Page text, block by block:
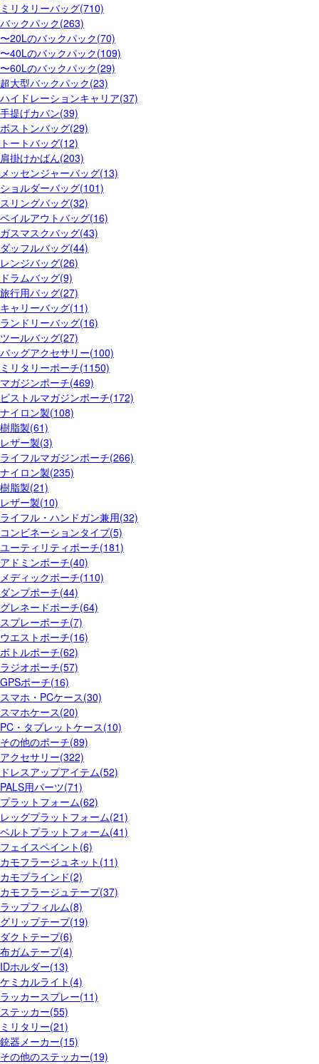
ミリタリーバッグ(710)
バックパック(263)
〜20Lのバックパック(70)
〜40Lのバックパック(109)
〜60Lのバックパック(29)
超大型バックパック(23)
ハイドレーションキャリア(37)
手提げカバン(39)
ボストンバッグ(29)
トートバッグ(12)
肩掛けかばん(203)
メッセンジャーバッグ(13)
ショルダーバッグ(101)
スリングバッグ(32)
ベイルアウトバッグ(16)
ガスマスクバッグ(43)
ダッフルバッグ(44)
レンジバッグ(26)
ドラムバッグ(9)
旅行用バッグ(27)
キャリーバッグ(11)
ランドリーバッグ(16)
ツールバッグ(27)
バッグアクセサリー(100)
ミリタリーポーチ(1150)
マガジンポーチ(469)
ピストルマガジンポーチ(172)
ナイロン製(108)
樹脂製(61)
レザー製(3)
ライフルマガジンポーチ(266)
ナイロン製(235)
樹脂製(21)
レザー製(10)
ライフル・ハンドガン兼用(32)
コンビネーションタイプ(5)
ユーティリティポーチ(181)
アドミンポーチ(40)
メディックポーチ(110)
ダンプポーチ(44)
グレネードポーチ(64)
スプレーポーチ(7)
ウエストポーチ(16)
ボトルポーチ(62)
ラジオポーチ(57)
GPSポーチ(16)
スマホ・PCケース(30)
スマホケース(20)
PC・タブレットケース(10)
その他のポーチ(89)
アクセサリー(322)
ドレスアップアイテム(52)
PALS用パーツ(71)
プラットフォーム(62)
レッグプラットフォーム(21)
ベルトプラットフォーム(41)
フェイスペイント(6)
カモフラージュネット(11)
カモブラインド(2)
カモフラージュテープ(37)
ラップフィルム(8)
グリップテープ(19)
ダクトテープ(6)
布ガムテープ(4)
IDホルダー(13)
ケミカルライト(4)
ラッカースプレー(11)
ステッカー(55)
ミリタリー(21)
銃器メーカー(15)
その他のステッカー(19)